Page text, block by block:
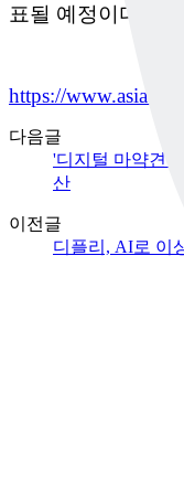
표될 예정이다.
https://
다음글
'디지털 마약견'
산
이전글
디플리, AI로 이